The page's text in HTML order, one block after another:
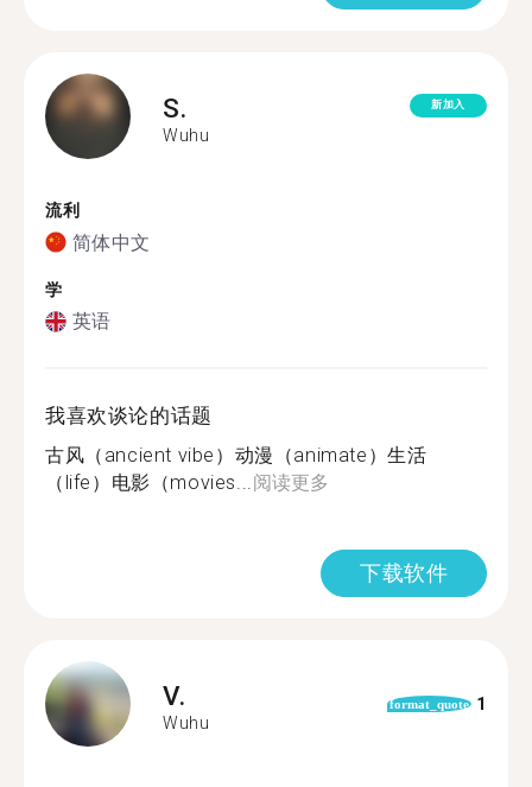
S.
Wuhu
新加入
流利
简体中文
学
英语
我喜欢谈论的话题
古风（ancient vibe）动漫（animate）生活
（life）电影（movies...阅读更多
下载软件
V.
Wuhu
format_quote 1